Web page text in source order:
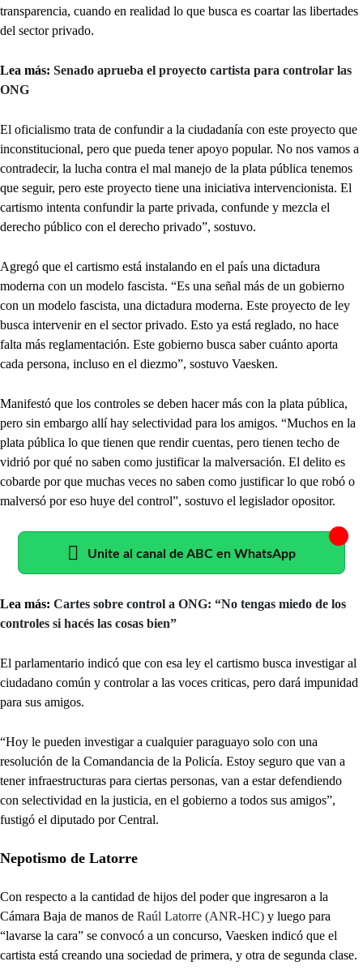
transparencia, cuando en realidad lo que busca es coartar las libertades
del sector privado.
Lea más: Senado aprueba el proyecto cartista para controlar las
ONG
El oficialismo trata de confundir a la ciudadanía con este proyecto que
inconstitucional, pero que pueda tener apoyo popular. No nos vamos a
contradecir, la lucha contra el mal manejo de la plata pública tenemos
que seguir, pero este proyecto tiene una iniciativa intervencionista. El
cartismo intenta confundir la parte privada, confunde y mezcla el
derecho público con el derecho privado”, sostuvo.
Agregó que el cartismo está instalando en el país una dictadura
moderna con un modelo fascista. “Es una señal más de un gobierno
con un modelo fascista, una dictadura moderna. Este proyecto de ley
busca intervenir en el sector privado. Esto ya está reglado, no hace
falta más reglamentación. Este gobierno busca saber cuánto aporta
cada persona, incluso en el diezmo”, sostuvo Vaesken.
Manifestó que los controles se deben hacer más con la plata pública,
pero sin embargo allí hay selectividad para los amigos. “Muchos en la
plata pública lo que tienen que rendir cuentas, pero tienen techo de
vidrió por qué no saben como justificar la malversación. El delito es
cobarde por que muchas veces no saben como justificar lo que robó o
malversó por eso huye del control”, sostuvo el legislador opositor.
Unite al canal de ABC en WhatsApp
Lea más: Cartes sobre control a ONG: “No tengas miedo de los
controles si hacés las cosas bien”
El parlamentario indicó que con esa ley el cartismo busca investigar al
ciudadano común y controlar a las voces criticas, pero dará impunidad
para sus amigos.
“Hoy le pueden investigar a cualquier paraguayo solo con una
resolución de la Comandancia de la Policía. Estoy seguro que van a
tener infraestructuras para ciertas personas, van a estar defendiendo
con selectividad en la justicia, en el gobierno a todos sus amigos”,
fustigó el diputado por Central.
Nepotismo de Latorre
Con respecto a la cantidad de hijos del poder que ingresaron a la
Cámara Baja de manos de Raúl Latorre (ANR-HC) y luego para
“lavarse la cara” se convocó a un concurso, Vaesken indicó que el
cartista está creando una sociedad de primera, y otra de segunda clase.